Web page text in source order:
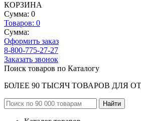
КОРЗИНА
Сумма: 0
Товаров: 0
Сумма:
Оформить заказ
8-800-775-27-27
Заказать звонок
Поиск товаров по Каталогу
БОЛЕЕ 90 ТЫСЯЧ ТОВАРОВ ДЛЯ